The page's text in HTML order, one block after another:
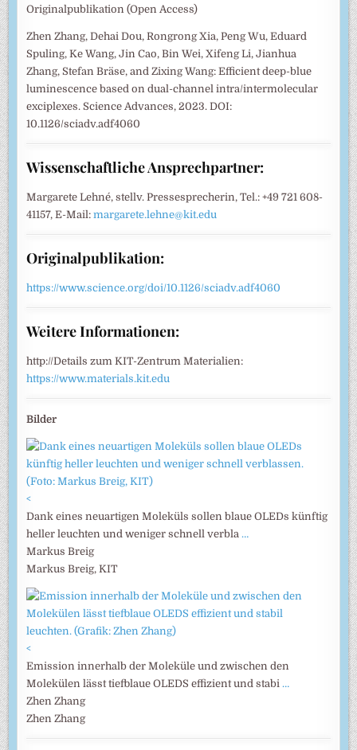
Originalpublikation (Open Access)
Zhen Zhang, Dehai Dou, Rongrong Xia, Peng Wu, Eduard
Spuling, Ke Wang, Jin Cao, Bin Wei, Xifeng Li, Jianhua
Zhang, Stefan Bräse, and Zixing Wang: Efficient deep-blue
luminescence based on dual-channel intra/intermolecular
exciplexes. Science Advances, 2023. DOI:
10.1126/sciadv.adf4060
Wissenschaftliche Ansprechpartner:
Margarete Lehné, stellv. Pressesprecherin, Tel.: +49 721 608-
41157, E-Mail:margarete.lehne@kit.edu
Originalpublikation:
https://www.science.org/doi/10.1126/sciadv.adf4060
Weitere Informationen:
http://Details zum KIT-Zentrum Materialien:
https://www.materials.kit.edu
Bilder
<
Dank eines neuartigen Moleküls sollen blaue OLEDs künftig
heller leuchten und weniger schnell verbla …
Markus Breig
Markus Breig, KIT
<
Emission innerhalb der Moleküle und zwischen den
Molekülen lässt tiefblaue OLEDS effizient und stabi …
Zhen Zhang
Zhen Zhang